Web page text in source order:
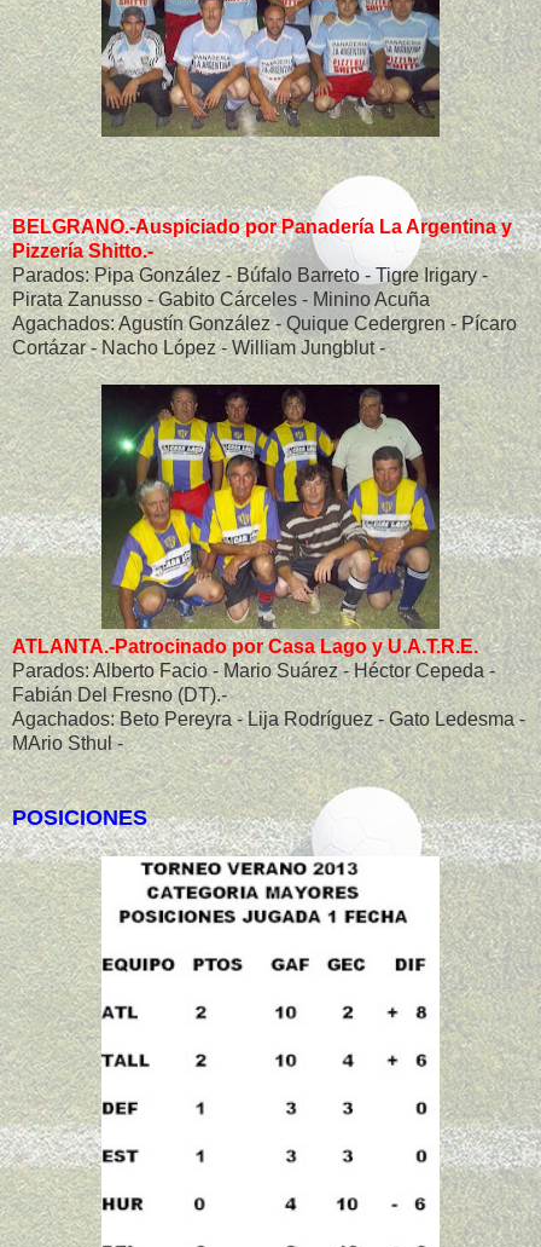
BELGRANO.-Auspiciado por Panadería La Argentina y
Pizzería Shitto.-
Parados: Pipa González - Búfalo Barreto - Tigre Irigary -
Pirata Zanusso - Gabito Cárceles - Minino Acuña
Agachados: Agustín González - Quique Cedergren - Pícaro
Cortázar - Nacho López - William Jungblut -
ATLANTA.-Patrocinado por Casa Lago y U.A.T.R.E.
Parados: Alberto Facio - Mario Suárez - Héctor Cepeda -
Fabián Del Fresno (DT).-
Agachados: Beto Pereyra - Lija Rodríguez - Gato Ledesma -
MArio Sthul -
POSICIONES